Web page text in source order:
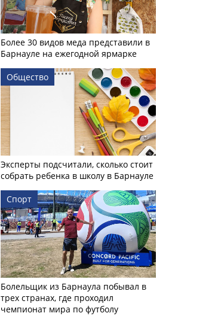
Более 30 видов меда представили в
Барнауле на ежегодной ярмарке
Общество
Эксперты подсчитали, сколько стоит
собрать ребенка в школу в Барнауле
Спорт
Болельщик из Барнаула побывал в
трех странах, где проходил
чемпионат мира по футболу